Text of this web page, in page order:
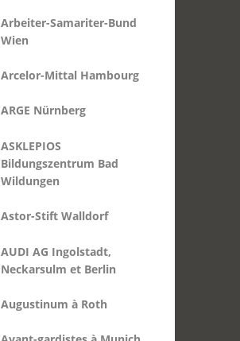
Arcelor-Mittal Hambourg
Bildungszentrum Bad
Astor-Stift Walldorf
Neckarsulm et Berlin
Augustinum à Roth